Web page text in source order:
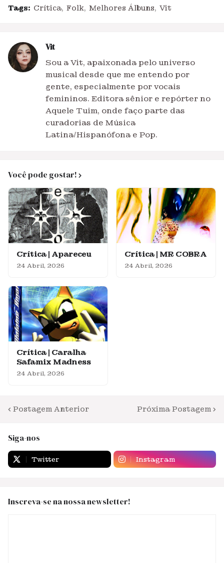
Tags: Crítica Folk Melhores Álbuns Vit
Vit
Sou a Vit, apaixonada pelo universo
musical desde que me entendo por
gente, especialmente por vocais
femininos. Editora sênior e repórter no
Aquele Tuim, onde faço parte das
curadorias de Música
Latina/Hispanófona e Pop.
Você pode gostar!
Crítica | Apareceu
24 Abril, 2026
Crítica | MR COBRA
24 Abril, 2026
Crítica | Caralha
Safamix Madness
24 Abril, 2026
Postagem Anterior Próxima Postagem
Siga-nos
Twitter Instagram
Inscreva-se na nossa newsletter!